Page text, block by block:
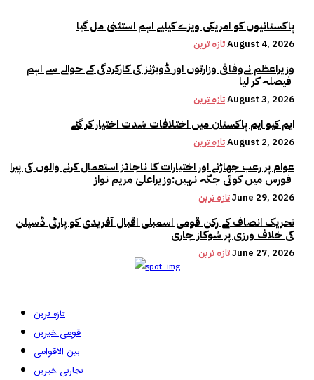
پاکستانیوں کو امریکی ویزے کیلیے اہم استثنیٰ مل گیا
تازہ ترینAugust 4, 2026
وزیراعظم نےوفاقی وزارتوں اور ڈویژنز کی کارکردگی کے حوالے سے اہم
تازہ ترینAugust 3, 2026
ایم کیو ایم پاکستان میں اختلافات شدت اختیار کر گئے
تازہ ترینAugust 2, 2026
عوام پر رعب جھاڑنے اور اختیارات کا ناجائز استعمال کرنے والوں کی پیرا
تازہ ترینJune 29, 2026
تحریک انصاف کے رکن قومی اسمبلی اقبال آفریدی کو پارٹی ڈسپلن
کی خلاف ورزی پر شوکاز جاری
تازہ ترینJune 27, 2026
تازہ ترین
قومی خبریں
بین الاقوامی
تجارتی خبریں